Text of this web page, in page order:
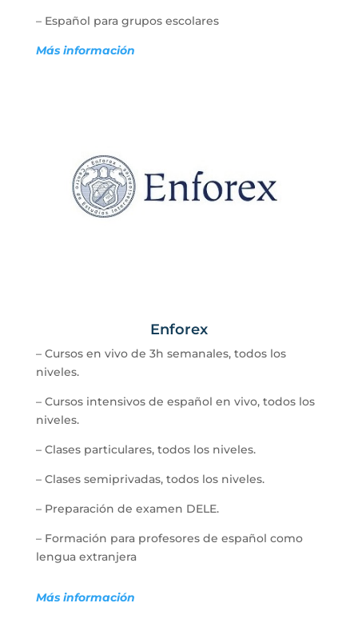
– Español para grupos escolares
Más información
Enforex
– Cursos en vivo de 3h semanales, todos los
niveles.
– Cursos intensivos de español en vivo, todos los
niveles.
– Clases particulares, todos los niveles.
– Clases semiprivadas, todos los niveles.
– Preparación de examen DELE.
– Formación para profesores de español como
lengua extranjera
Más información